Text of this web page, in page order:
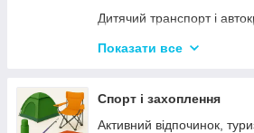
Прилади для манікюру і
Косметика
Бандажі, фіксатори та
Дитячий транспорт і
Для немовлят
Дитяче караоке
Показати все
Спорт і захоплення
Активний відпочинок,